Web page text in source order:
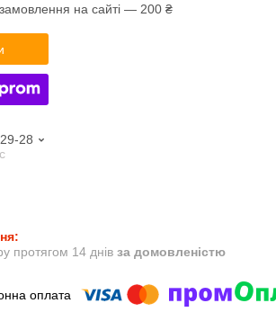
на сайті — 200 ₴
28
протягом 14 днів за домовленістю